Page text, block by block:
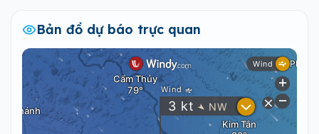
Bản đồ dự báo trực quan